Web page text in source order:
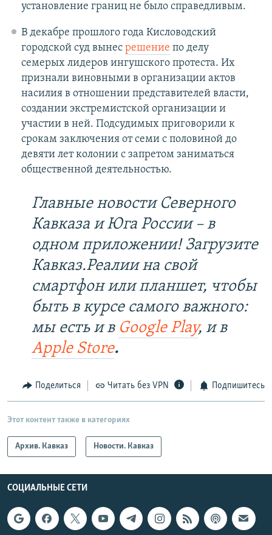
установление границ не было справедливым.
В декабре прошлого года Кисловодский
городской суд вынес решение по делу
семерых лидеров ингушского протеста. Их
признали виновными в организации актов
насилия в отношении представителей власти,
создании экстремистской организации и
участии в ней. Подсудимых приговорили к
срокам заключения от семи с половиной до
девяти лет колонии с запретом заниматься
общественной деятельностью.
Главные новости Северного
Кавказа и Юга России – в
одном приложении! Загрузите
Кавказ.Реалии на свой
смартфон или планшет, чтобы
быть в курсе самого важного:
мы есть и в Google Play, и в
Apple Store.
Поделиться Читать без VPN Подпишитесь
Этот контент также в категориях
Архив. Кавказ Новости. Кавказ
СОЦИАЛЬНЫЕ СЕТИ